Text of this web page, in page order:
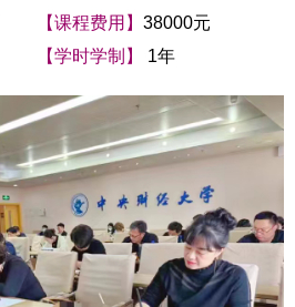
【课程费用】38000元
【学时学制】 1年